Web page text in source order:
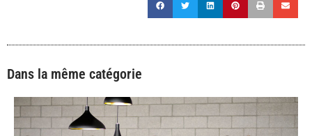
Dans la même catégorie